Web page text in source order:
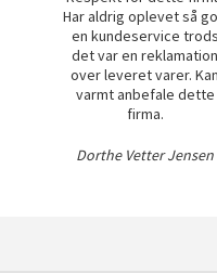
Har aldrig oplevet så
en kundeservice trods
det var en reklamation
over leveret varer. Kan
varmt anbefale dette
firma.
Dorthe Vetter Jensen